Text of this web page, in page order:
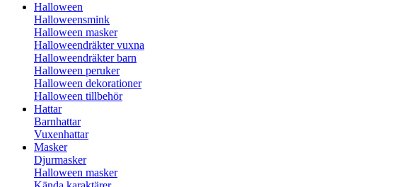
Halloween
Halloweensmink
Halloween masker
Halloweendräkter vuxna
Halloweendräkter barn
Halloween peruker
Halloween dekorationer
Halloween tillbehör
Hattar
Barnhattar
Vuxenhattar
Masker
Djurmasker
Halloween masker